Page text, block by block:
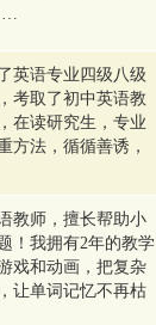
英语专业四级八级
考取了初中英语教
在读研究生，专业
方法，循循善诱，
教师，擅长帮助小
！我拥有2年的教学
戏和动画，把复杂
让单词记忆不再枯